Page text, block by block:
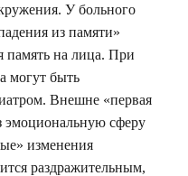
У больного
из памяти»
память на лица. При
могут быть
Внешне «первая
эмоциональную сферу
изменения
раздражительным,